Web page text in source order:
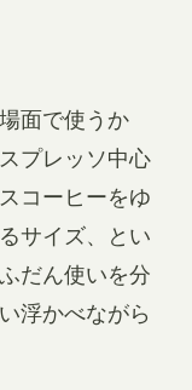
面で使うか
プレッソ中心
コーヒーをゆ
サイズ、とい
だん使いを分
浮かべながら